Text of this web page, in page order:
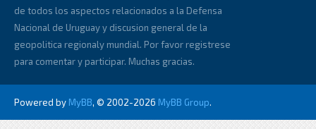
de todos los aspectos relacionados a la Defensa
Nacional de Uruguay y discusion general de la
geopolitica regionaly mundial. Por favor registrese
para comentar y participar. Muchas gracias.
Powered by MyBB, © 2002-2026 MyBB Group.